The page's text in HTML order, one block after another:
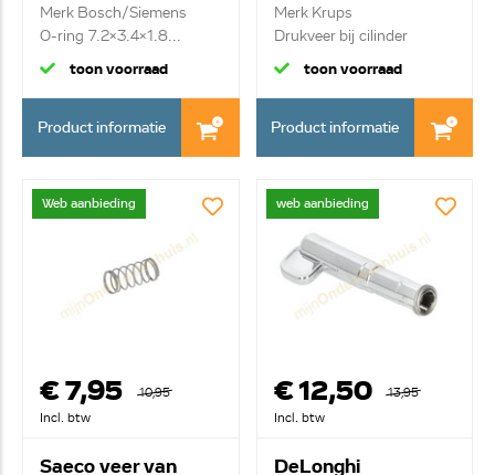
Merk Bosch/Siemens
O-ring 7.2x3.4x1.8...
toon voorraad
Product informatie
Merk Krups
Drukveer bij cilinder
toon voorraad
Product informatie
Web aanbieding
€ 7,95
10,95
Incl. btw
Saeco veer van
web aanbieding
€ 12,50
13,95
Incl. btw
DeLonghi